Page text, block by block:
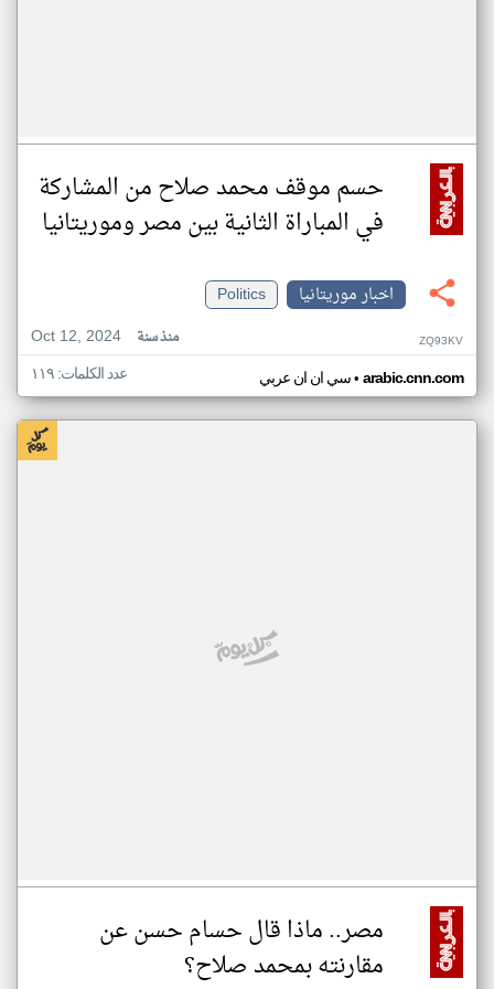
حسم موقف محمد صلاح من المشاركة
في المباراة الثانية بين مصر وموريتانيا
اخبار موريتانيا
Politics
Oct 12, 2024
منذ سنة ZQ93KV
سي ان ان عربي• arabic.cnn.com عدد الكلمات: ١١٩
مصر.. ماذا قال حسام حسن عن
مقارنته بمحمد صلاح؟